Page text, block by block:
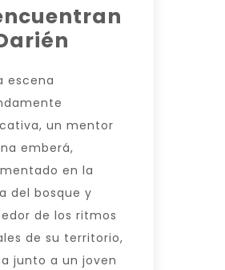
escena
un mentor
emberá,
en la
del bosque y
de los ritmos
de su territorio,
junto a un joven